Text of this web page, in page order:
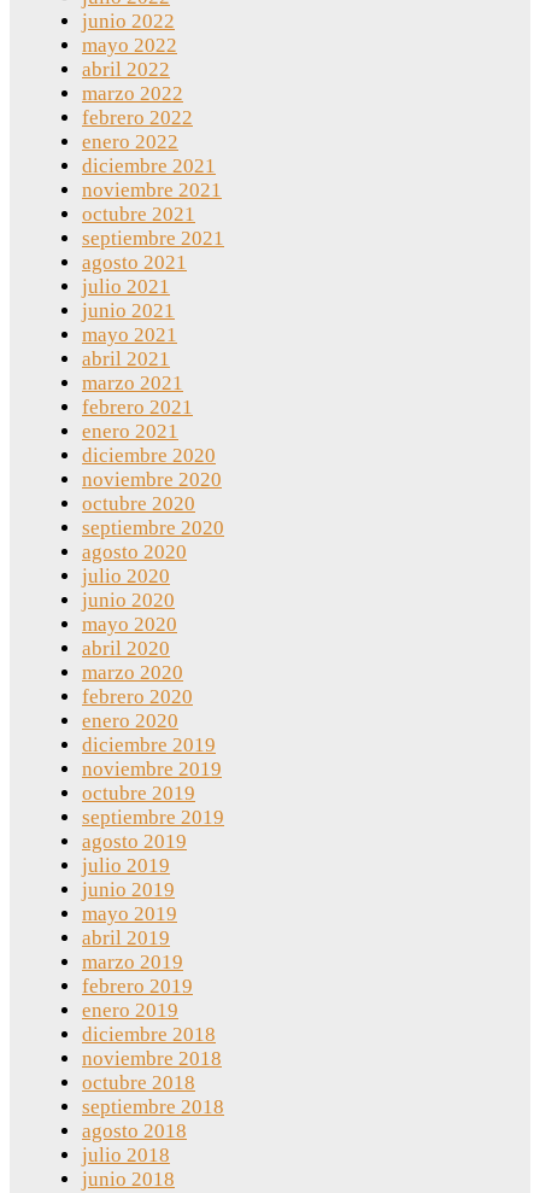
junio 2022
mayo 2022
abril 2022
marzo 2022
febrero 2022
enero 2022
diciembre 2021
noviembre 2021
octubre 2021
septiembre 2021
agosto 2021
julio 2021
junio 2021
mayo 2021
abril 2021
marzo 2021
febrero 2021
enero 2021
diciembre 2020
noviembre 2020
octubre 2020
septiembre 2020
agosto 2020
julio 2020
junio 2020
mayo 2020
abril 2020
marzo 2020
febrero 2020
enero 2020
diciembre 2019
noviembre 2019
octubre 2019
septiembre 2019
agosto 2019
julio 2019
junio 2019
mayo 2019
abril 2019
marzo 2019
febrero 2019
enero 2019
diciembre 2018
noviembre 2018
octubre 2018
septiembre 2018
agosto 2018
julio 2018
junio 2018